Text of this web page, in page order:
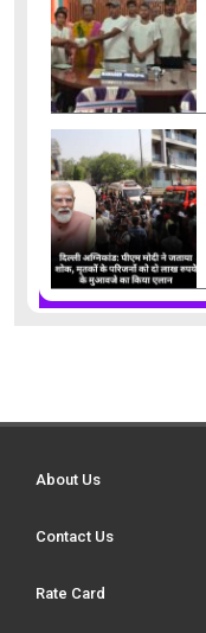
About Us
Contact Us
Rate Card